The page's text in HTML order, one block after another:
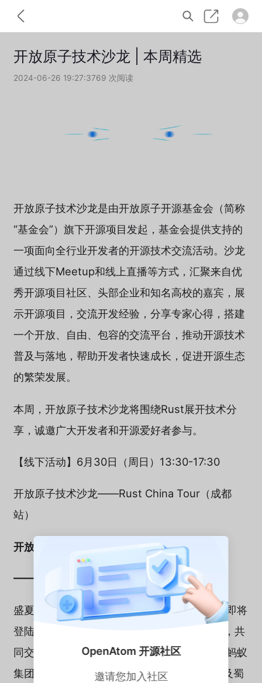
OpenAtom 开源社区
邀请您加入社区
开放原子技术沙龙 | 本周精选
2024-06-26 19:27:3769 次阅读
开放原子技术沙龙是由开放原子开源基金会（简称
“基金会”）旗下开源项目发起，基金会提供支持的
一项面向全行业开发者的开源技术交流活动。沙龙
通过线下Meetup和线上直播等方式，汇聚来自优
秀开源项目社区、头部企业和知名高校的嘉宾，展
示开源项目，交流开发经验，分享专家心得，搭建
一个开放、自由、包容的交流平台，推动开源技术
普及与落地，帮助开发者快速成长，促进开源生态
的繁荣发展。
本周，开放原子技术沙龙将围绕Rust展开技术分
享，诚邀广大开发者和开源爱好者参与。
【线下活动】6月30日（周日）13:30-17:30
开放原子技术沙龙——Rust China Tour（成都
站）
开放原子技术沙龙
——Rust China Tour（成都站）
盛夏将至，Rust热潮再起！Rust China Tour 即将
登陆成都，诚邀广大开发者参与这场技术盛宴，共
同交流探讨Rust实战经验。本次活动由华为、蚂蚁
集团联合 RustCC、OpenBuild开发者社区以及蜀